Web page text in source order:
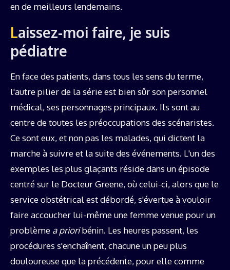
en de meilleurs lendemains.
Laissez-moi faire, je suis
pédiatre
En face des patients, dans tous les sens du terme,
l'autre pilier de la série est bien sûr son personnel
médical, ses personnages principaux. Ils sont au
centre de toutes les préoccupations des scénaristes.
Ce sont eux, et non pas les malades, qui dictent la
marche à suivre et la suite des événements. L'un des
exemples les plus glaçants réside dans un épisode
centré sur le Docteur Greene, où celui-ci, alors que le
service obstétrical est débordé, s'évertue à vouloir
faire accoucher lui-même une femme venue pour un
problème a prioribénin. Les heures passent, les
procédures s'enchaînent, chacune un peu plus
douloureuse que la précédente, pour elle comme